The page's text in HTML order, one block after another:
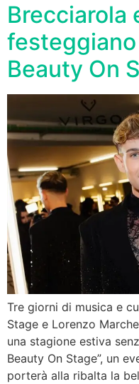
Brecciarola
Beauty On
Tre giorni di musica e
Stage e Lorenzo
una stagione estiva
Beauty On Stage”, un
porterà alla ribalta la